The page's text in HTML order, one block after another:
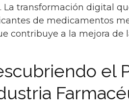
La transformación digital
de medicamentos
contribuye a la mejora
el